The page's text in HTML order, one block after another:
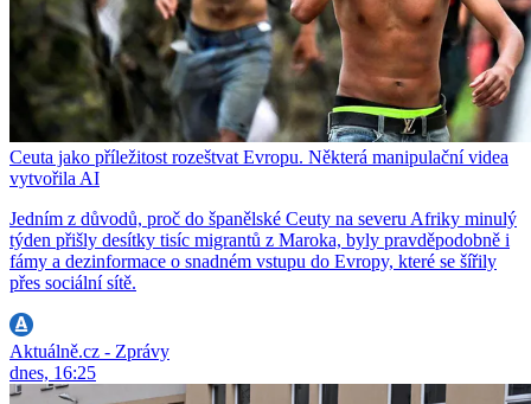
Ceuta jako příležitost rozeštvat Evropu. Některá manipulační videa
vytvořila AI
Jedním z důvodů, proč do španělské Ceuty na severu Afriky minulý
týden přišly desítky tisíc migrantů z Maroka, byly pravděpodobně i
fámy a dezinformace o snadném vstupu do Evropy, které se šířily
přes sociální sítě.
Aktuálně.cz - Zprávy
dnes, 16:25